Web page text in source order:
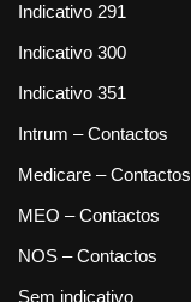
Indicativo 291
Indicativo 300
Indicativo 351
Intrum – Contactos
Medicare – Contactos
MEO – Contactos
NOS – Contactos
Sem indicativo